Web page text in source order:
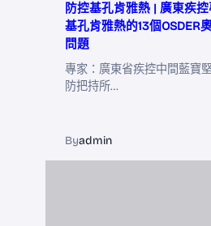
防控基孔肯雅熱 | 廣東疾
基孔肯雅熱的13個OSDER
問題
專家：廣東省疾控中間藍寶
防把持所…
Byadmin